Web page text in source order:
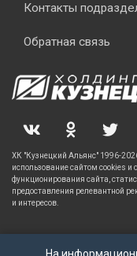
Контакты
Обратная связь
ХК "Кузнецкий Альянс" 1996-
использование сайтом cookies
функционирования сайта,
предоставления релевантной
и интересов.